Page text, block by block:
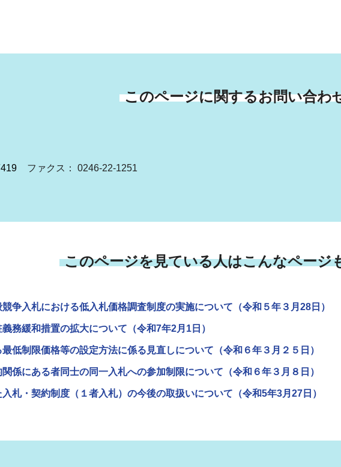
このページに関するお問い合わ
ファクス： 0246-22-1251
このページを見ている人はこんなページ
争入札における低入札価格調査制度の実施について（令和５年３月28日）
務緩和措置の拡大について（令和7年2月1日）
低制限価格等の設定方法に係る見直しについて（令和６年３月２５日）
係にある者同士の同一入札への参加制限について（令和６年３月８日）
札・契約制度（１者入札）の今後の取扱いについて（令和5年3月27日）